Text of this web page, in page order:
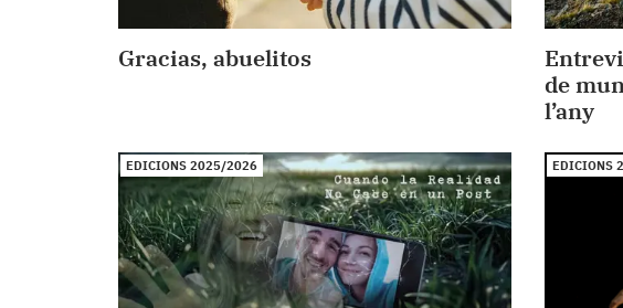
Gracias, abuelitos
de
l’any
EDICIONS 2025/2026 EDICIONS